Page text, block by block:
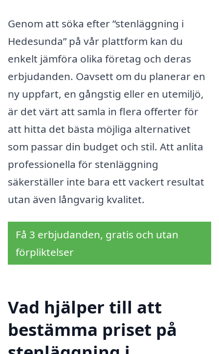
Genom att söka efter ”stenläggning i
Hedesunda” på vår plattform kan du
enkelt jämföra olika företag och deras
erbjudanden. Oavsett om du planerar en
ny uppfart, en gångstig eller en utemiljö,
är det värt att samla in flera offerter för
att hitta det bästa möjliga alternativet
som passar din budget och stil. Att anlita
professionella för stenläggning
säkerställer inte bara ett vackert resultat
utan även långvarig kvalitet.
Få 3 erbjudanden, gratis och utan
förpliktelser
Vad hjälper till att
bestämma priset på